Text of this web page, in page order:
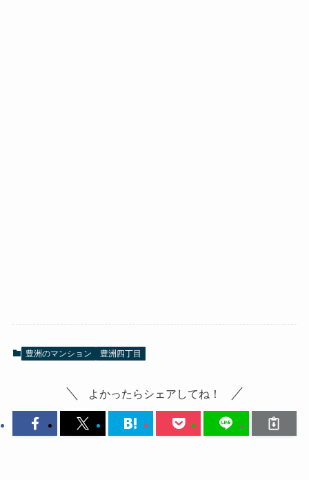
豊洲のマンション 豊洲四丁目
よかったらシェアしてね！